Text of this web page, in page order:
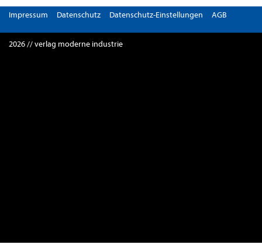
Impressum Datenschutz Datenschutz-Einstellungen AGB
2026 // verlag moderne industrie